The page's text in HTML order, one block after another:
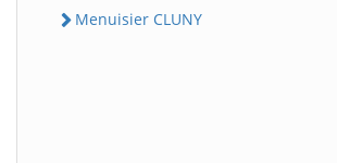
Menuisier CLUNY